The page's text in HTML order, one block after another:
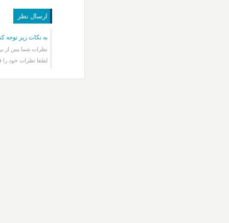
به نکات زیر توجه
نظرات شما پس از
لطفا نظرات خود را